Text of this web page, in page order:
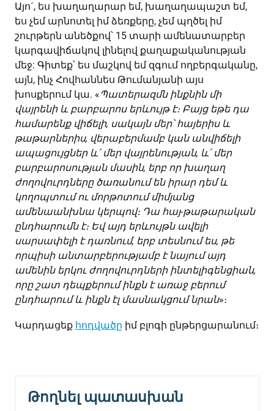
Այո´, ես խաղաղարար եմ, խաղաղապաշտ եմ,
ես չեմ արնոտել իմ ձեռքերը, չեմ պղծել իմ
շուրթերն անեծքով՝ 15 տարի ամենատարբեր
կարգավիճակով լինելով քաղաքականության
մեջ: Գիտեք՝ ես մաշկով եմ զգում ողբերգականը,
այն, ինչ Հովհաննես Թումանյանի այս
խոսքերում կա. «Պատերազմն ինքնին մի
վայրենի և բարբարոս երևույթ է։ Բայց եթե դա
համարենք վիճելի, սակայն մեր՝ հայերիս և
թաթարներիս, վերաբերմամբ կան անվիճելի
ապացույցներ և՛ մեր վայրենության, և՛ մեր
բարբարոսության մասին, երբ որ խաղաղ
ժողովուրդները ծառանում են իրար դեմ և
կողոպտում ու մորթոտում միմյանց
ամենաանխնա կերպով։ Դա հայ-թաթարական
ընդհարումն է։ Եվ այդ երևույթն ավելի
սարսափելի է դառնում, երբ տեսնում ես, թե
որպիսի անտարբերությամբ է նայում այդ
ամենին երկու ժողովուրդների ինտելիգենցիան,
որը շատ դեպքերում ինքն է առաջ բերում
ընդհարում և ինքն էլ մասնակցում նրան»։
Կարդացեք հոդվածը իմ բլոգի ընթերցարանում։
Թողնել պատասխան